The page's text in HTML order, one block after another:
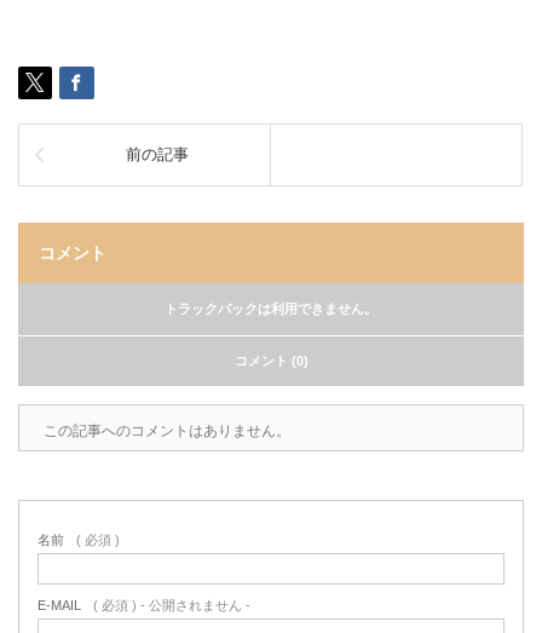
前の記事
コメント
トラックバックは利用できません。
コメント (0)
この記事へのコメントはありません。
名前 ( 必須 )
E-MAIL ( 必須 ) - 公開されません -